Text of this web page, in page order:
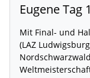
Mit Final- und
(LAZ